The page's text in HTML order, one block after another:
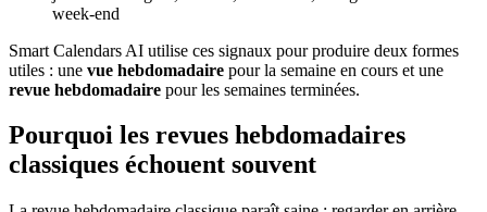
week-end
Smart Calendars AI utilise ces signaux pour produire deux formes
utiles : une vue hebdomadaire pour la semaine en cours et une
revue hebdomadaire pour les semaines terminées.
Pourquoi les revues hebdomadaires
classiques échouent souvent